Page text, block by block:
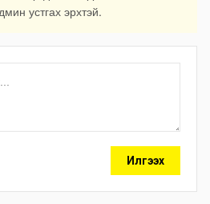
устгах эрхтэй.
Илгээх